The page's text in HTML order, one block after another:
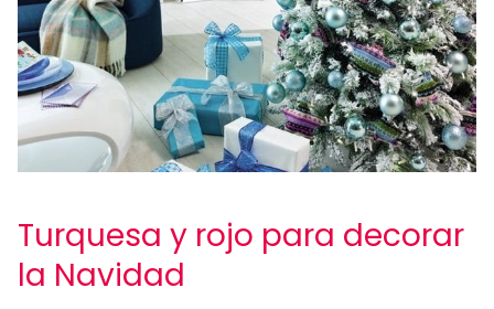
Turquesa y rojo para decorar
la Navidad